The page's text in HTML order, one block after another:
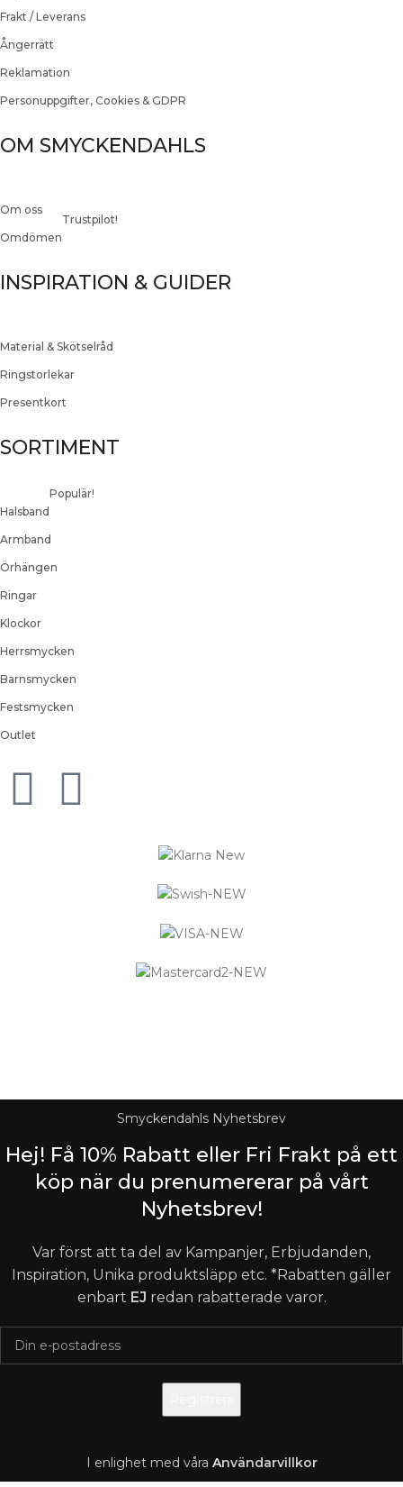
Frakt / Leverans
Ångerrätt
Reklamation
Personuppgifter, Cookies & GDPR
OM SMYCKENDAHLS
Om oss
Omdömen
Trustpilot!
INSPIRATION & GUIDER
Material & Skötselråd
Ringstorlekar
Presentkort
SORTIMENT
Halsband
Populär!
Armband
Örhängen
Ringar
Klockor
Herrsmycken
Barnsmycken
Festsmycken
Outlet
Smyckendahls Nyhetsbrev
Hej! Få 10% Rabatt eller Fri Frakt på ett
köp när du prenumererar på vårt
Nyhetsbrev!
Var först att ta del av Kampanjer, Erbjudanden,
Inspiration, Unika produktsläpp etc. *Rabatten gäller
enbart EJ redan rabatterade varor.
I enlighet med våra Användarvillkor